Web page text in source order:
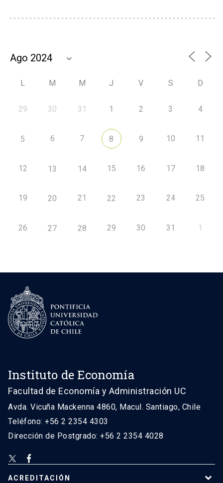
L M M J V S D
29 30 31 1 2 3 4
5 6 7 8 9 10 11
12 13 14 15 16 17 18
19 20 21 22 23 24 25
26 27 28 29 30 31 1
Instituto de Economía
Facultad de Economía y Administración UC
Avda. Vicuña Mackenna 4860, Macul. Santiago, Chile
Teléfono: +56 2 2354 4303
Dirección de Postgrado: +56 2 2354 4028
ACREDITACIÓN